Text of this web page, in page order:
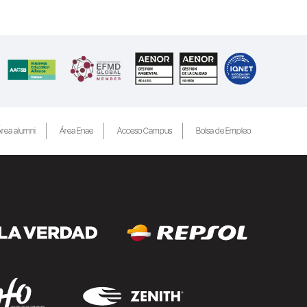
alumni Área Enae Acceso Campus Bolsa de Empleo